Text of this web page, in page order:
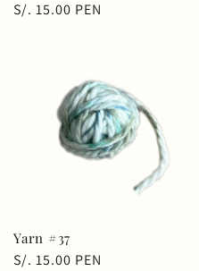
Precio
S/. 15.00 PEN
Yarn #37
Precio
S/. 15.00 PEN